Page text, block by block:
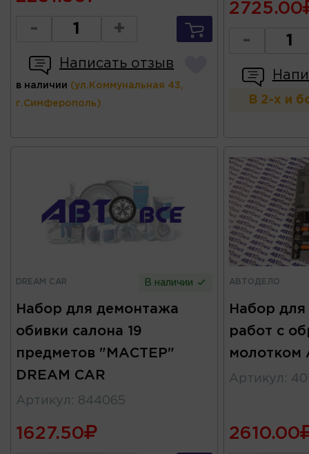
- +
Написать отзыв
в наличии (ул.Коммунальная 43,
г.Симферополь)
2725.00
-
В 2-х и
DREAM CAR В наличии
Набор для демонтажа
обивки салона 19
предметов "МАСТЕР"
DREAM CAR
Артикул : 844065
1627.50
АВТОДЕЛО
Набор
работ с
молотком
Артикул :
2610.00